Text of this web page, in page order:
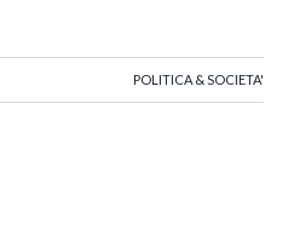
POLITICA & SOCIETA'